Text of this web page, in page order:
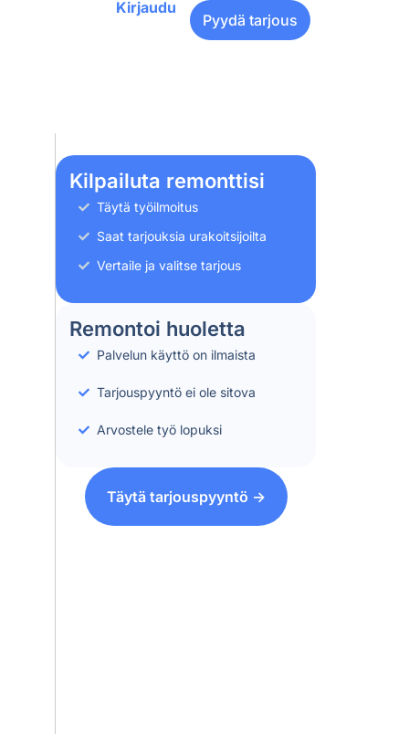
Kirjaudu
Pyydä tarjous
Kilpailuta remonttisi
Täytä työilmoitus
Saat tarjouksia urakoitsijoilta
Vertaile ja valitse tarjous
Remontoi huoletta
Palvelun käyttö on ilmaista
Tarjouspyyntö ei ole sitova
Arvostele työ lopuksi
Täytä tarjouspyyntö ->